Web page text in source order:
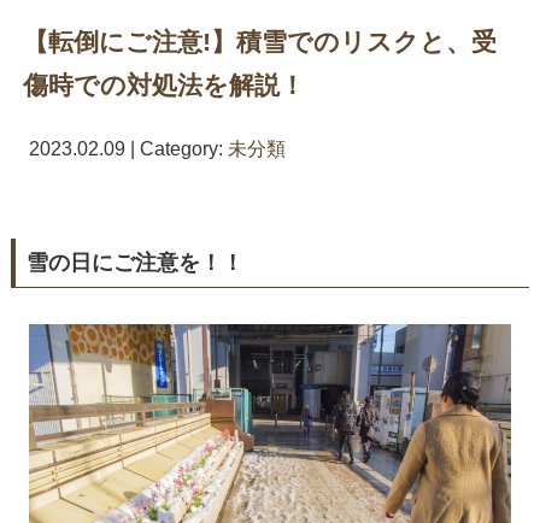
【転倒にご注意!】積雪でのリスクと、受
傷時での対処法を解説！
2023.02.09 | Category: 未分類
雪の日にご注意を！！